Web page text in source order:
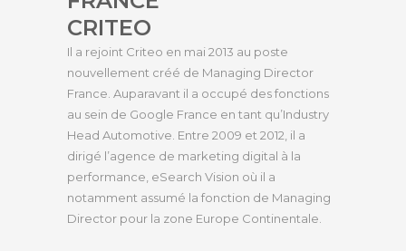
CRITEO
Il a rejoint Criteo en mai 2013 au poste
nouvellement créé de Managing Director
France. Auparavant il a occupé des fonctions
au sein de Google France en tant qu’Industry
Head Automotive. Entre 2009 et 2012, il a
dirigé l’agence de marketing digital à la
performance, eSearch Vision où il a
notamment assumé la fonction de Managing
Director pour la zone Europe Continentale.